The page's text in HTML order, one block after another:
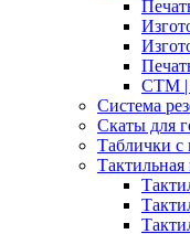
CTM
Система
Скаты для
Таблички с
Тактильная